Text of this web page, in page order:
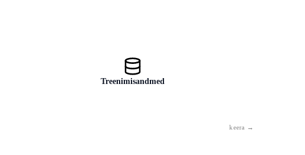
Treenimisandmed